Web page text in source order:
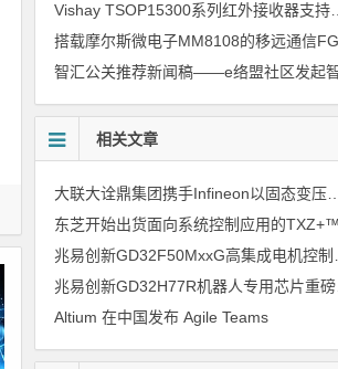
Vishay TSOP15300系列红外接收器支持所有主流遥控代码
相关文章
大联大诠鼎集团携手Infineon以固态变压器重构配电效率新标杆
兆易创新GD32H77R
Altium 在中国发布 Agile Teams